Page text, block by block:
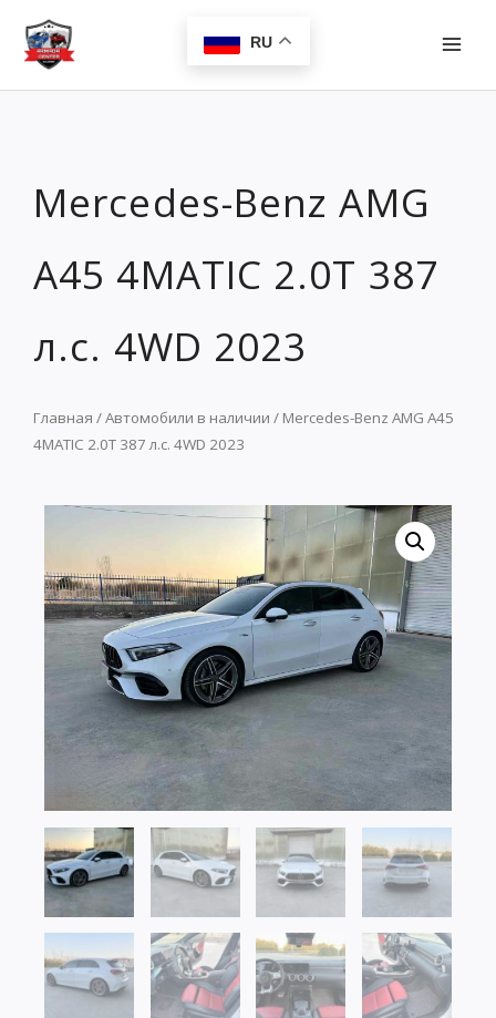
Перейти
содержимому
RU
Mercedes-Benz AMG
A45 4MATIC 2.0T 387
л.с. 4WD 2023
Главная /Автомобили в наличии / Mercedes-Benz AMG A45
4MATIC 2.0T 387 л.с. 4WD 2023